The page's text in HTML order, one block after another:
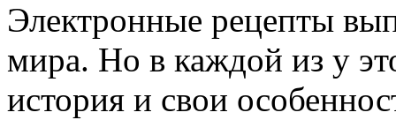
Электронные рецепты
мира. Но в каждой из у
история и свои